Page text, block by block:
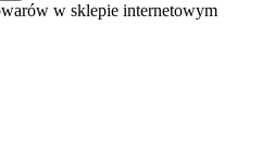
w sklepie internetowym